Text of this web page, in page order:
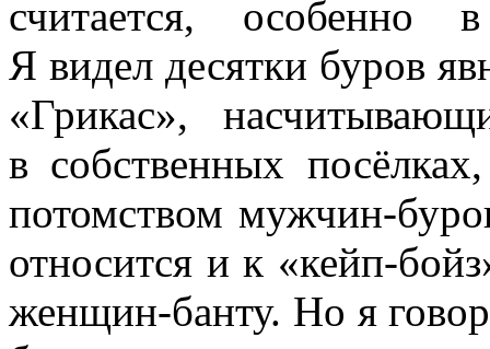
считается, особенно
Я видел десятки буров
«Грикас»,
в собственных
потомством мужчин-
относится и к «кейп-
женщин-банту. Но я